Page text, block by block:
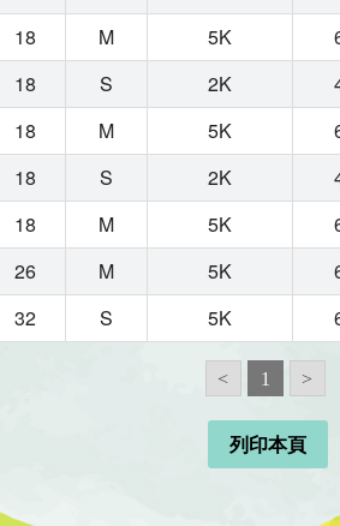
18 M 5K
18 S 2K
18 M 5K
18 S 2K
18 M 5K
26 M 5K
32 S 5K
< 1 >
列印本頁